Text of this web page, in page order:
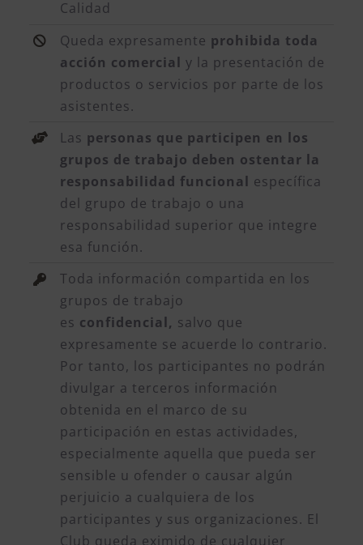
Calidad
Queda expresamente prohibida toda
acción comercial y la presentación de
productos o servicios por parte de los
asistentes.
Las personas que participen en los
grupos de trabajo deben ostentar la
responsabilidad funcional específica
del grupo de trabajo o una
responsabilidad superior que integre
esa función.
Toda información compartida en los
grupos de trabajo
es confidencial, salvo que
expresamente se acuerde lo contrario.
Por tanto, los participantes no podrán
divulgar a terceros información
obtenida en el marco de su
participación en estas actividades,
especialmente aquella que pueda ser
sensible u ofender o causar algún
perjuicio a cualquiera de los
participantes y sus organizaciones. El
Club queda eximido de cualquier